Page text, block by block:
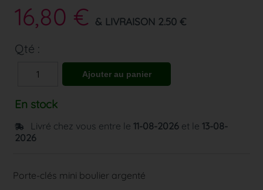
16,80 € & LIVRAISON 2.50 €
Qté :
En stock
Livré chez vous entre le11-08-2026 et le13-08-
2026
Porte-clés mini boulier argenté